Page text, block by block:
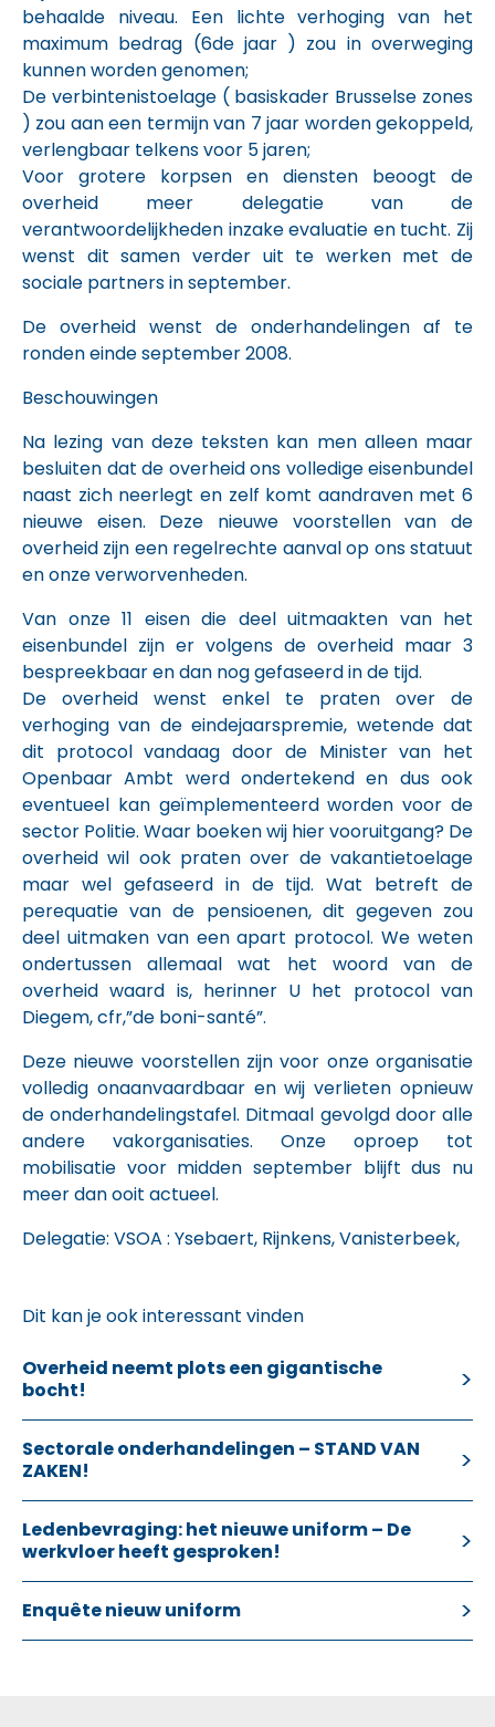
behaalde niveau. Een lichte verhoging van het
maximum bedrag (6de jaar ) zou in overweging
kunnen worden genomen;
De verbintenistoelage ( basiskader Brusselse zones
) zou aan een termijn van 7 jaar worden gekoppeld,
verlengbaar telkens voor 5 jaren;
Voor grotere korpsen en diensten beoogt de
overheid meer delegatie van de
verantwoordelijkheden inzake evaluatie en tucht. Zij
wenst dit samen verder uit te werken met de
sociale partners in september.
De overheid wenst de onderhandelingen af te
ronden einde september 2008.
Beschouwingen
Na lezing van deze teksten kan men alleen maar
besluiten dat de overheid ons volledige eisenbundel
naast zich neerlegt en zelf komt aandraven met 6
nieuwe eisen. Deze nieuwe voorstellen van de
overheid zijn een regelrechte aanval op ons statuut
en onze verworvenheden.
Van onze 11 eisen die deel uitmaakten van het
eisenbundel zijn er volgens de overheid maar 3
bespreekbaar en dan nog gefaseerd in de tijd.
De overheid wenst enkel te praten over de
verhoging van de eindejaarspremie, wetende dat
dit protocol vandaag door de Minister van het
Openbaar Ambt werd ondertekend en dus ook
eventueel kan geïmplementeerd worden voor de
sector Politie. Waar boeken wij hier vooruitgang? De
overheid wil ook praten over de vakantietoelage
maar wel gefaseerd in de tijd. Wat betreft de
perequatie van de pensioenen, dit gegeven zou
deel uitmaken van een apart protocol. We weten
ondertussen allemaal wat het woord van de
overheid waard is, herinner U het protocol van
Diegem, cfr,”de boni-santé”.
Deze nieuwe voorstellen zijn voor onze organisatie
volledig onaanvaardbaar en wij verlieten opnieuw
de onderhandelingstafel. Ditmaal gevolgd door alle
andere vakorganisaties. Onze oproep tot
mobilisatie voor midden september blijft dus nu
meer dan ooit actueel.
Delegatie: VSOA : Ysebaert, Rijnkens, Vanisterbeek,
Dit kan je ook interessant vinden
Overheid neemt plots een gigantische
bocht!
Sectorale onderhandelingen – STAND VAN
ZAKEN!
Ledenbevraging: het nieuwe uniform – De
werkvloer heeft gesproken!
Enquête nieuw uniform